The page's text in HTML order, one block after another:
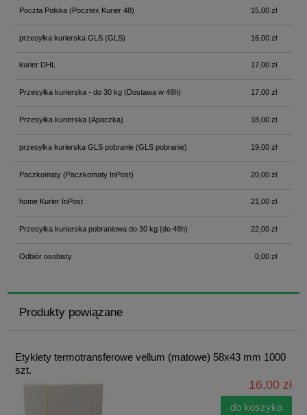
Poczta Polska(Pocztex Kurier 48) 15,00 zł
przesyłka kurierska GLS(GLS) 16,00 zł
kurier DHL 17,00 zł
Przesyłka kurierska - do 30 kg(Dostawa w 48h) 17,00 zł
Przesyłka kurierska (Apaczka) 18,00 zł
przesyłka kurierska GLS pobranie(GLS pobranie) 19,00 zł
Paczkomaty(Paczkomaty InPost) 20,00 zł
home Kurier InPost 21,00 zł
Przesyłka kurierska pobraniowa do 30 kg(do 48h) 22,00 zł
Odbiór osobisty 0,00 zł
Produkty powiązane
Etykiety termotransferowe vellum (matowe) 58x43 mm 1000
szt.
16,00 zł
do koszyka